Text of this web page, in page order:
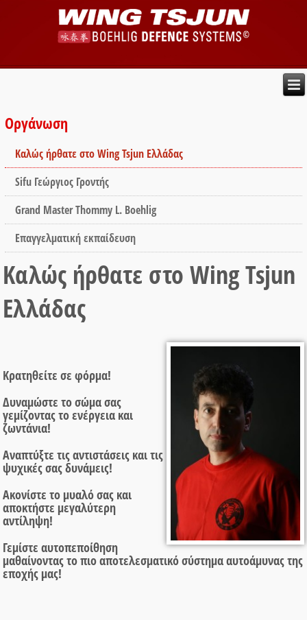
Οργάνωση
Καλώς ήρθατε στο Wing Tsjun Ελλάδας
Sifu Γεώργιος Γροντής
Grand Master Thommy L. Boehlig
Επαγγελματική εκπαίδευση
Καλώς ήρθατε στο Wing Tsjun
Ελλάδας
Κρατηθείτε σε φόρμα!
Δυναμώστε το σώμα σας
γεμίζοντας το ενέργεια και
ζωντάνια!
Αναπτύξτε τις αντιστάσεις και τις
ψυχικές σας δυνάμεις!
Ακονίστε το μυαλό σας και
αποκτήστε μεγαλύτερη
αντίληψη!
Γεμίστε αυτοπεποίθηση
μαθαίνοντας το πιο αποτελεσματικό σύστημα αυτοάμυνας της
εποχής μας!